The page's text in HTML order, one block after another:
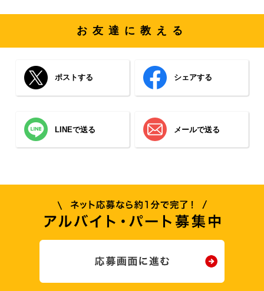
お友達に教える
ポストする シェアする
LINEで送る メールで送る